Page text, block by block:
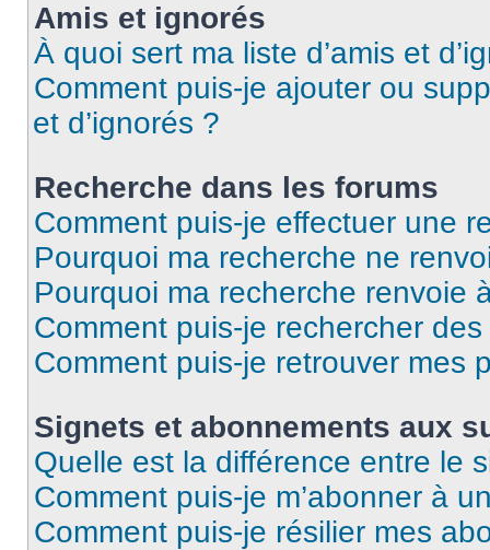
Amis et ignorés
À quoi sert ma liste d’amis et
Comment puis-je ajouter ou
et d’ignorés ?
Recherche dans les forums
Comment puis-je effectuer une
Pourquoi ma recherche ne
Pourquoi ma recherche renvoie
Comment puis-je rechercher
Comment puis-je retrouver mes
Signets et abonnements aux
Quelle est la différence entre le
Comment puis-je m’abonner à
Comment puis-je résilier mes